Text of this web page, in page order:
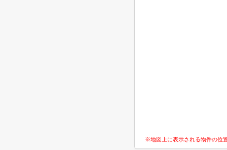
※地図上に表示される物件の位